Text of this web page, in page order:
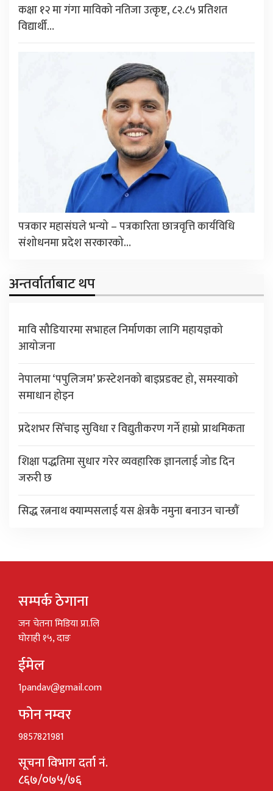
कक्षा १२ मा गंगा माविको नतिजा उत्कृष्ट, ८२.८५ प्रतिशत
विद्यार्थी…
पत्रकार महासंघले भन्यो – पत्रकारिता छात्रवृत्ति कार्यविधि
संशोधनमा प्रदेश सरकारको…
अन्तर्वार्ताबाट थप
मावि सौडियारमा सभाहल निर्माणका लागि महायज्ञको
आयोजना
नेपालमा ‘पपुलिजम’ फ्रस्टेशनको बाइप्रडक्ट हो, समस्याको
समाधान होइन
प्रदेशभर सिँचाइ सुविधा र विद्युतीकरण गर्ने हाम्रो प्राथमिकता
शिक्षा पद्धतिमा सुधार गरेर व्यवहारिक ज्ञानलाई जोड दिन
जरुरी छ
सिद्ध रत्ननाथ क्याम्पसलाई यस क्षेत्रकै नमुना बनाउन चान्छाैं
सम्पर्क ठेगाना
जन चेतना मिडिया प्रा.लि
घोराही १५, दाङ
ईमेल
1pandav@gmail.com
फोन नम्वर
9857821981
सूचना विभाग दर्ता नं.
८६७/०७५/७६